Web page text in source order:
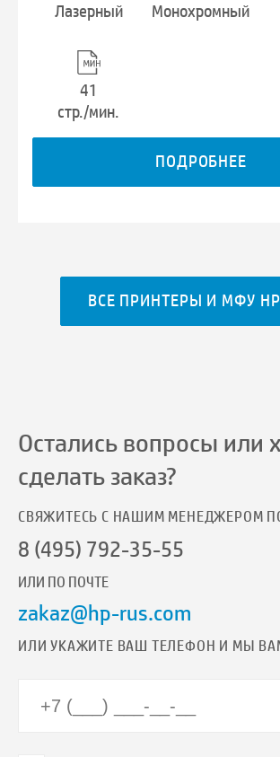
Лазерный Монохромный
41
стр./мин.
ПОДРОБНЕЕ
ВСЕ ПРИНТЕРЫ И МФУ
Остались вопросы или
сделать заказ?
СВЯЖИТЕСЬ С НАШИМ МЕНЕДЖЕРОМ
8 (495) 792-35-55
ИЛИ ПО ПОЧТЕ
zakaz@hp-rus.com
ИЛИ УКАЖИТЕ ВАШ ТЕЛЕФОН И МЫ